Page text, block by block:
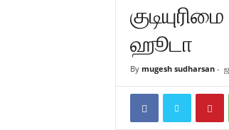
ஹூடா
By mugesh sudharsan-